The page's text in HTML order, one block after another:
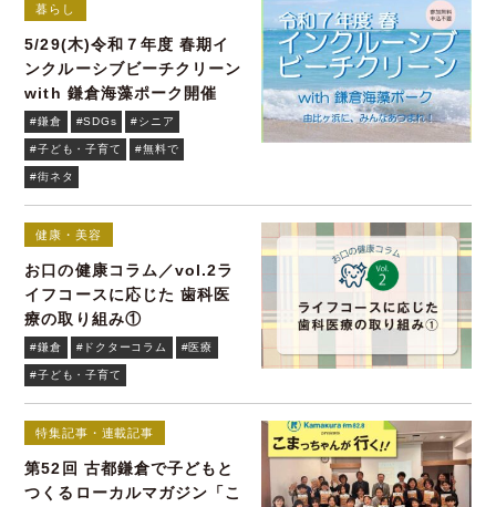
暮らし
5/29(木)令和７年度 春期イ
ンクルーシブビーチクリーン
with 鎌倉海藻ポーク開催
#鎌倉 #SDGs #シニア
#子ども・子育て #無料で
#街ネタ
健康・美容
お口の健康コラム／vol.2ラ
イフコースに応じた 歯科医
療の取り組み①
#鎌倉 #ドクターコラム #医療
#子ども・子育て
特集記事・連載記事
第52回 古都鎌倉で子どもと
つくるローカルマガジン「こ